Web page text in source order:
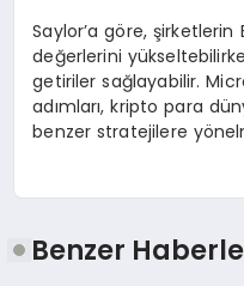
Saylor’a göre,
değerlerini
getiriler sağlayabilir.
adımları, kripto para
benzer stratejilere
Benzer